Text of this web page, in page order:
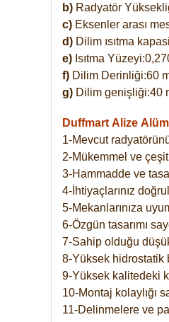
b) Radyatör
c) Eksenler arası
d) Dilim ısıtma
e) Isıtma
f) Dilim Derinliği:60
g) Dilim genişliği:40
Duffmart Alize
1-Mevcut
2-Mükemmel ve
3-Hammadde ve
4-İhtiyaçlarınız
5-Mekanlarınıza
6-Özgün tasarımı
7-Sahip olduğu
8-Yüksek hidrostatik
9-Yüksek kalitedeki
10-Montaj kolaylığı
11-Delinmelere ve